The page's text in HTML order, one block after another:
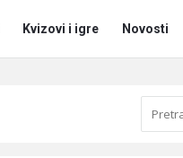
Kvizovi i igre Novosti